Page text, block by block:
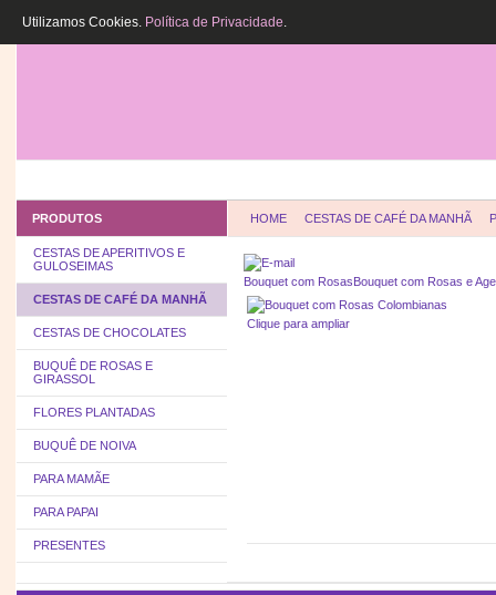
HOME CESTAS DE CAFÉ DA MANHÃ
Bouquet com RosasBouquet com Rosas e
Clique para ampliar
PRODUTOS
CESTAS DE APERITIVOS E
GULOSEIMAS
CESTAS DE CAFÉ DA MANHÃ
CESTAS DE CHOCOLATES
BUQUÊ DE ROSAS E
GIRASSOL
FLORES PLANTADAS
BUQUÊ DE NOIVA
PARA MAMÃE
PARA PAPAI
PRESENTES
Utilizamos Cookies. Política de Privacidade.